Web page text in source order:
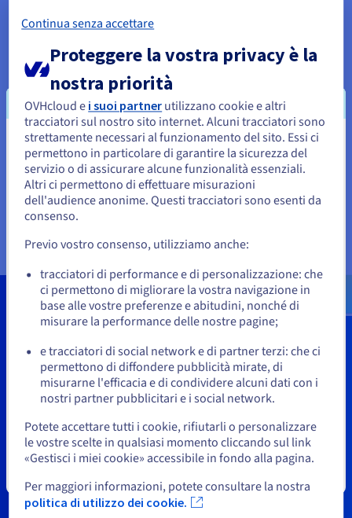
sempre il miglior rapporto prezzo/performance e la
Modelli di deploy
OVHcloud utilizza 2 modelli di deploy per la sua espansione
internazionale:Regiondisponibili in 1-AZ (1 Availability Zone)
e 3-AZ (3 Availability Zone), oltre aLocal Zone(LZ) con una
rete di 150 mini-datacenter entro la fine del 2027.
Cifre chiave
46
datacenter in 4 continenti
31
Sembra che la tua localizzazione sia
Stati Uniti
Per effettuare un ordine da Stati Uniti, è necessario accedere al
sito web del Paese e creare un account.
Vai al sito Stati Uniti
us.ovhcloud.com/about Inglese USD - $
o
Resta sul sito web attuale
Seleziona un altro sito web
Continua senza accettare
Proteggere la vostra privacy è la
nostra priorità
OVHcloud e i suoi partner utilizzano cookie e altri
tracciatori sul nostro sito internet. Alcuni tracciatori sono
strettamente necessari al funzionamento del sito. Essi ci
permettono in particolare di garantire la sicurezza del
servizio o di assicurare alcune funzionalità essenziali.
Altri ci permettono di effettuare misurazioni
dell'audience anonime. Questi tracciatori sono esenti da
consenso.
Previo vostro consenso, utilizziamo anche:
tracciatori di performance e di personalizzazione: che
ci permettono di migliorare la vostra navigazione in
base alle vostre preferenze e abitudini, nonché di
misurare la performance delle nostre pagine;
e tracciatori di social network e di partner terzi: che ci
permettono di diffondere pubblicità mirate, di
misurarne l'efficacia e di condividere alcuni dati con i
nostri partner pubblicitari e i social network.
Potete accettare tutti i cookie, rifiutarli o personalizzare
le vostre scelte in qualsiasi momento cliccando sul link
«Gestisci i miei cookie» accessibile in fondo alla pagina.
Per maggiori informazioni, potete consultare la nostra
politica di utilizzo dei cookie.